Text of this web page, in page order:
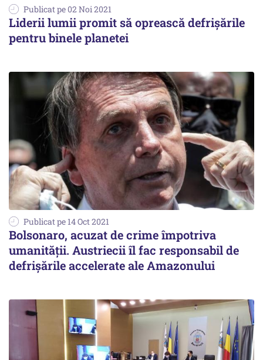
Publicat pe 02 Noi 2021
Liderii lumii promit să oprească defrișările
pentru binele planetei
Publicat pe 14 Oct 2021
Bolsonaro, acuzat de crime împotriva
umanității. Austriecii îl fac responsabil de
defrişările accelerate ale Amazonului